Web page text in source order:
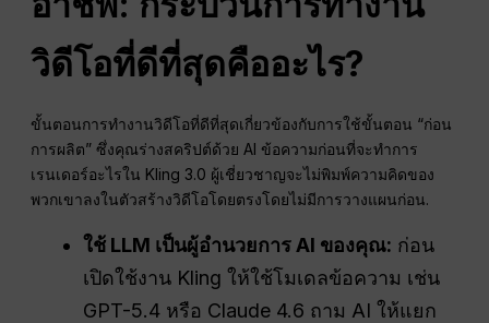
วิดีโอที่ดีที่สุดคืออะไร?
ขั้นตอนการทำงานวิดีโอที่ดีที่สุดเกี่ยวข้องกับการใช้ขั้นตอน “ก่อน
การผลิต” ซึ่งคุณร่างสคริปต์ด้วย AI ข้อความก่อนที่จะทำการ
เรนเดอร์อะไรใน Kling 3.0 ผู้เชี่ยวชาญจะไม่พิมพ์ความคิดของ
พวกเขาลงในตัวสร้างวิดีโอโดยตรงโดยไม่มีการวางแผนก่อน.
ใช้ LLM เป็นผู้อำนวยการ AI ของคุณ: ก่อน
เปิดใช้งาน Kling ให้ใช้โมเดลข้อความ เช่น
GPT-5.4 หรือ Claude 4.6 ถาม AI ให้แยก